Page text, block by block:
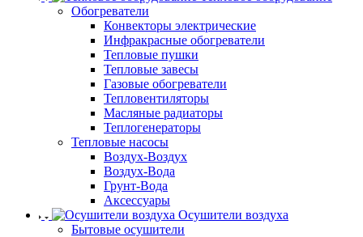
Обогреватели
Конвекторы электрические
Инфракрасные обогреватели
Тепловые пушки
Тепловые завесы
Газовые обогреватели
Тепловентиляторы
Масляные радиаторы
Теплогенераторы
Тепловые насосы
Воздух-Воздух
Воздух-Вода
Грунт-Вода
Аксессуары
Осушители воздуха
Бытовые осушители